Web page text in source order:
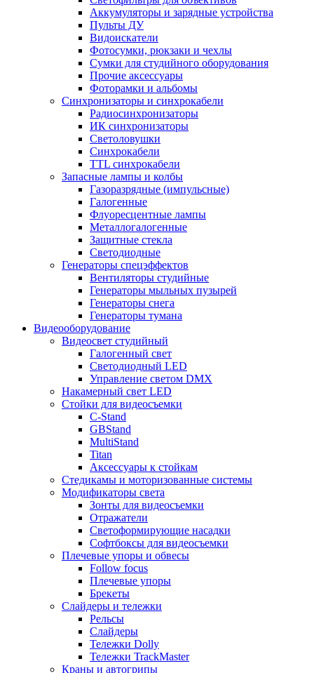
Аккумуляторы и зарядные устройства
Пульты ДУ
Видоискатели
Фотосумки, рюкзаки и чехлы
Сумки для студийного оборудования
Прочие аксессуары
Фоторамки и альбомы
Синхронизаторы и синхрокабели
Радиосинхронизаторы
ИК синхронизаторы
Светоловушки
Синхрокабели
TTL синхрокабели
Запасные лампы и колбы
Газоразрядные (импульсные)
Галогенные
Флуоресцентные лампы
Металлогалогенные
Защитные стекла
Светодиодные
Генераторы спецэффектов
Вентиляторы студийные
Генераторы мыльных пузырей
Генераторы снега
Генераторы тумана
Видеооборудование
Видеосвет студийный
Галогенный свет
Светодиодный LED
Управление светом DMX
Накамерный свет LED
Стойки для видеосъемки
C-Stand
GBStand
MultiStand
Titan
Аксессуары к стойкам
Стедикамы и моторизованные системы
Модификаторы света
Зонты для видеосъемки
Отражатели
Светоформирующие насадки
Софтбоксы для видеосъемки
Плечевые упоры и обвесы
Follow focus
Плечевые упоры
Брекеты
Слайдеры и тележки
Рельсы
Слайдеры
Тележки Dolly
Тележки TrackMaster
Краны и автогрипы